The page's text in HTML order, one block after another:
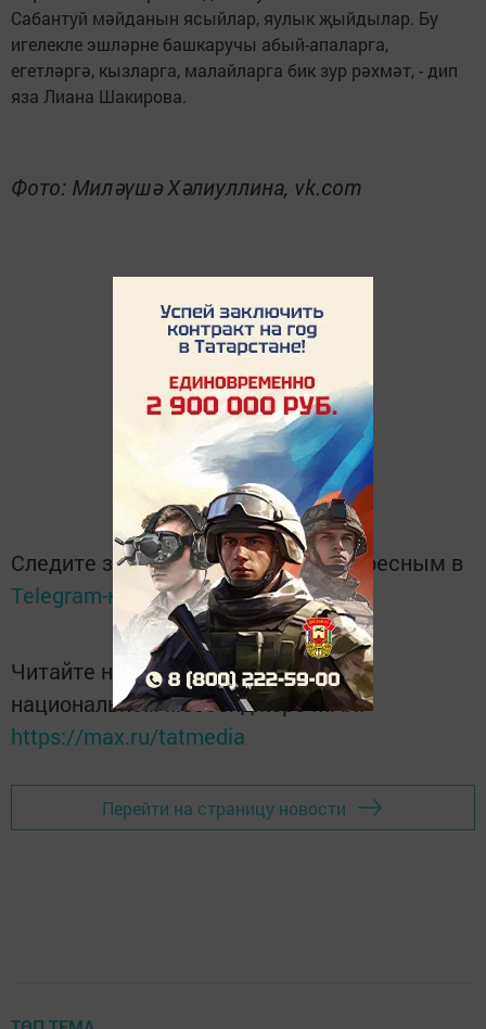
Сабантуй мәйданын ясыйлар, яулык җыйдылар. Бу
игелекле эшләрне башкаручы абый-апаларга,
егетләргә, кызларга, малайларга бик зур рәхмәт, - дип
яза Лиана Шакирова.
Фото: Миләүшә Хәлиуллина, vk.com
Следите за самым важным и интересным в
Telegram-каналеТатмедиа
Читайте новости Татарстана в
национальном мессенджере MАХ:
https://max.ru/tatmedia
Перейти на страницу новости